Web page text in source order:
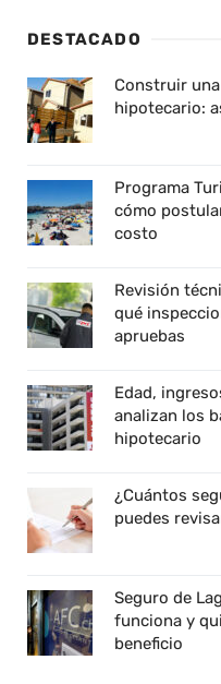
DESTACADO
Construir
hipotecario:
Programa
cómo
costo
Revisión
qué
apruebas
Edad,
analizan los
hipotecario
¿Cuántos
puedes
Seguro de
funciona y
beneficio